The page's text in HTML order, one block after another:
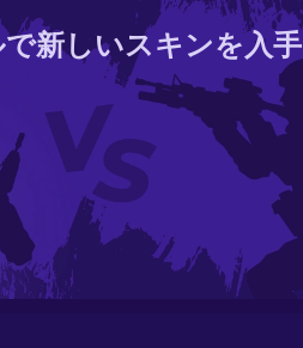
新しいスキンを入手